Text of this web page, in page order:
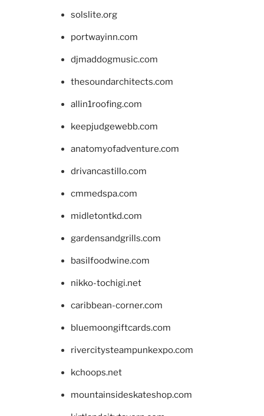
solslite.org
portwayinn.com
djmaddogmusic.com
thesoundarchitects.com
allin1roofing.com
keepjudgewebb.com
anatomyofadventure.com
drivancastillo.com
cmmedspa.com
midletontkd.com
gardensandgrills.com
basilfoodwine.com
nikko-tochigi.net
caribbean-corner.com
bluemoongiftcards.com
rivercitysteampunkexpo.com
kchoops.net
mountainsideskateshop.com